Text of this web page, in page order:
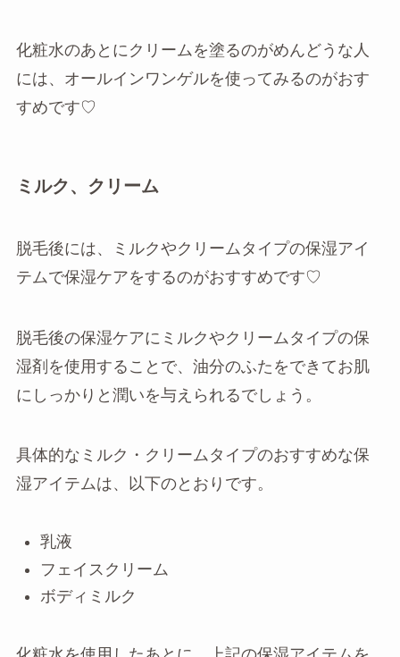
化粧水のあとにクリームを塗るのがめんどうな人
には、オールインワンゲルを使ってみるのがおす
すめです♡
ミルク、クリーム
脱毛後には、ミルクやクリームタイプの保湿アイ
テムで保湿ケアをするのがおすすめです♡
脱毛後の保湿ケアにミルクやクリームタイプの保
湿剤を使用することで、油分のふたをできてお肌
にしっかりと潤いを与えられるでしょう。
具体的なミルク・クリームタイプのおすすめな保
湿アイテムは、以下のとおりです。
乳液
フェイスクリーム
ボディミルク